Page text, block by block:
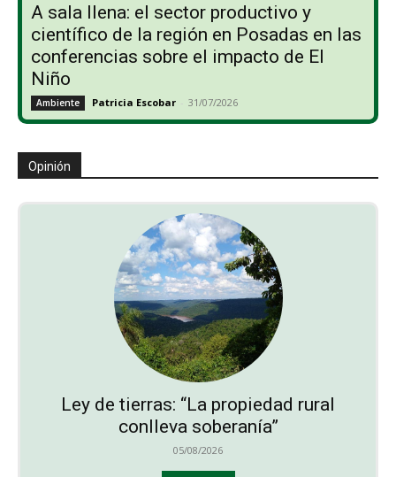
A sala llena: el sector productivo y
científico de la región en Posadas en las
conferencias sobre el impacto de El
Niño
Ambiente Patricia Escobar - 31/07/2026
Opinión
Ley de tierras: “La propiedad rural
conlleva soberanía”
05/08/2026